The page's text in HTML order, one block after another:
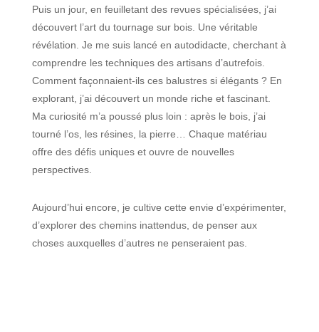
Puis un jour, en feuilletant des revues spécialisées, j’ai
découvert l’art du tournage sur bois. Une véritable
révélation. Je me suis lancé en autodidacte, cherchant à
comprendre les techniques des artisans d’autrefois.
Comment façonnaient-ils ces balustres si élégants ? En
explorant, j’ai découvert un monde riche et fascinant.
Ma curiosité m’a poussé plus loin : après le bois, j’ai
tourné l’os, les résines, la pierre… Chaque matériau
offre des défis uniques et ouvre de nouvelles
perspectives.
Aujourd’hui encore, je cultive cette envie d’expérimenter,
d’explorer des chemins inattendus, de penser aux
choses auxquelles d’autres ne penseraient pas.